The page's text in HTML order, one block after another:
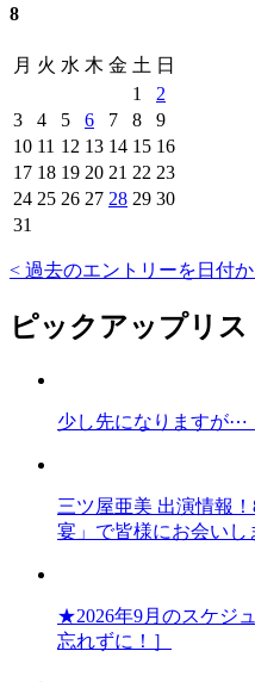
8
月 火 水 木 金 土 日
1
2
3
4 5 6 7 8
9
10 11 12 13 14 15 16
17 18 19 20 21 22 23
24 25 26 27 28 29 30
31
< 過去のエントリーを日付
ピックアップリス
少し先になりますが
三ツ屋亜美 出演情報
宴」で皆様にお会いし
★2026年9月のスケジ
忘れずに！］